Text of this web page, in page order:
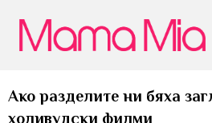
Ако разделите ни бяха
холивудски филми